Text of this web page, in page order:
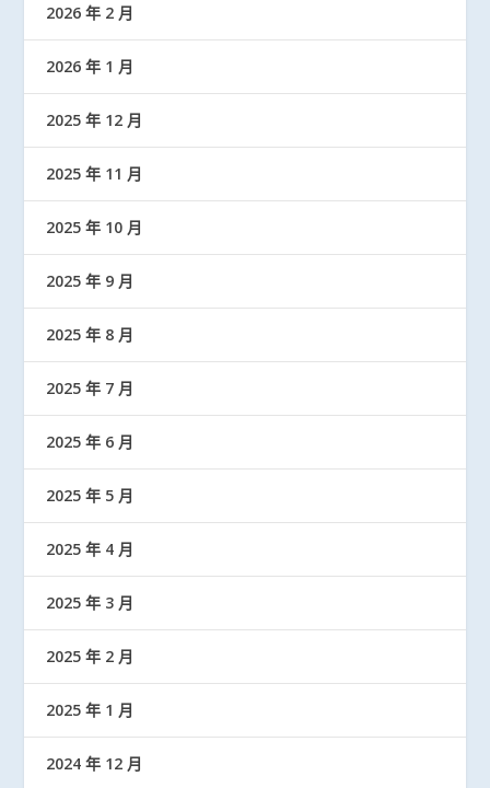
2026 年 2 月
2026 年 1 月
2025 年 12 月
2025 年 11 月
2025 年 10 月
2025 年 9 月
2025 年 8 月
2025 年 7 月
2025 年 6 月
2025 年 5 月
2025 年 4 月
2025 年 3 月
2025 年 2 月
2025 年 1 月
2024 年 12 月